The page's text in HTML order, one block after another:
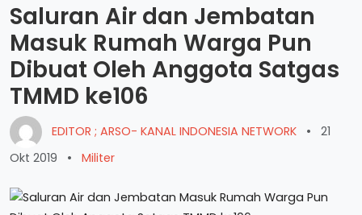
Saluran Air dan Jembatan
Masuk Rumah Warga Pun
Dibuat Oleh Anggota Satgas
TMMD ke106
EDITOR ; ARSO- KANAL INDONESIA NETWORK •
21
Okt 2019
• Militer